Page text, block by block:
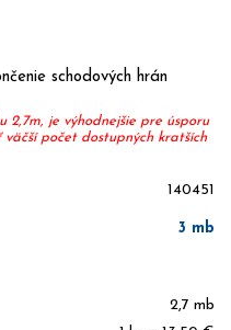
schodových hrán
2,7m, je výhodnejšie pre úsporu
počet dostupných kratších
140451
3 mb
2,7 mb